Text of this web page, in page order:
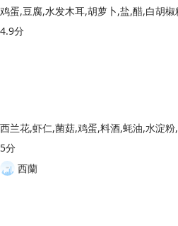
鸡蛋,豆腐,水发木耳,胡萝卜,盐,醋,白胡
4.9分
西兰花,虾仁,菌菇,鸡蛋,料酒,蚝油,水淀粉
5分
西蘭